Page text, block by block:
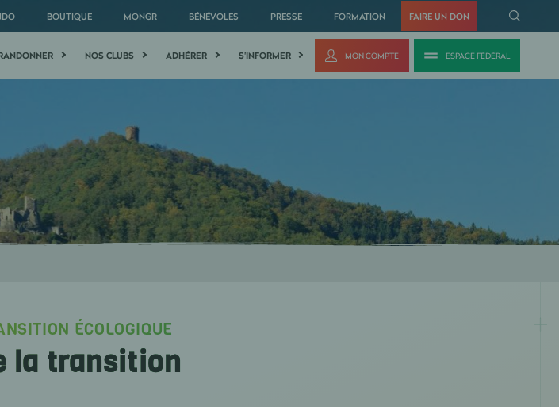
BOUTIQUE MONGR BÉNÉVOLES PRESSE FORMATION FAIRE UN DON
NOS CLUBS ADHÉRER S'INFORMER MON COMPTE ESPACE FÉDÉRAL
ÉCOLOGIQUE
la transition